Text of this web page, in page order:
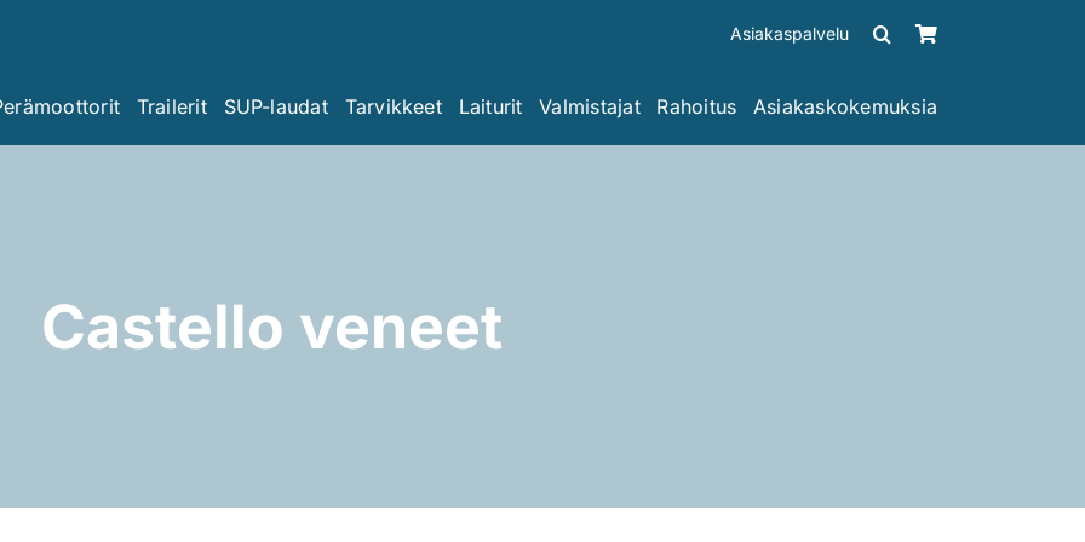
Asiakaspalvelu
Trailerit SUP-laudat Tarvikkeet Laiturit Valmistajat Rahoitus Asiakaskokemuksia
Castello veneet